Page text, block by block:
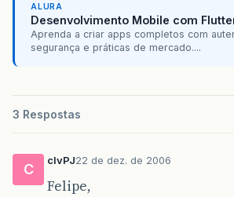
ALURA
Desenvolvimento Mobile com
Aprenda a criar apps completos com
segurança e práticas de mercado....
3 Respostas
C
clvPJ22 de dez. de 2006
Felipe,